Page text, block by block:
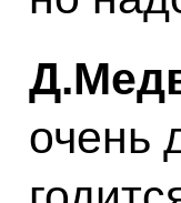
очень